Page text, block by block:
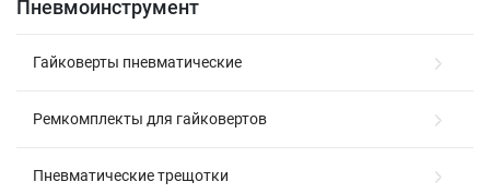
Пневмоинструмент
Гайковерты пневматические
Ремкомплекты для гайковертов
Пневматические трещотки